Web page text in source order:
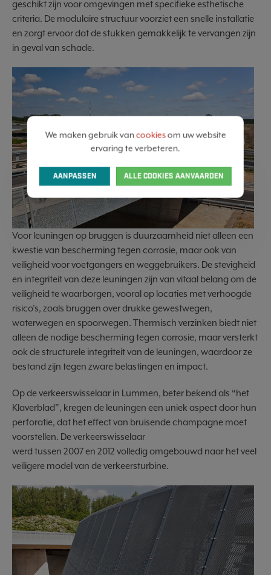
geschikt zijn voor omgevingen met specifieke esthetische
criteria. De modulaire structuur voorziet een snelle installatie
en zorgt ervoor dat de stukken gemakkelijk te vervangen zijn
in geval van schade.
Voor leuningen op bruggen is duurzaamheid niet alleen een
kwestie van bescherming tegen corrosie, maar ook van
veiligheid voor voetgangers en weggebruikers. De stevigheid
en integriteit van deze leuningen zijn van vitaal belang om de
veiligheid te waarborgen, vooral op locaties met verhoogde
risico’s, zoals bruggen over drukke gewestwegen,
waterwegen en spoorwegen. Thermisch verzinken biedt niet
alleen de nodige bescherming tegen corrosie, maar versterkt
ook de structurele integriteit van de leuningen, waardoor ze
bestand zijn tegen zware belastingen en impact.
Op de verkeerswisselaar in Lummen, beter bekend als “het
Klaverblad”, kregen de leuningen een uniek aspect door hun
perforatie, dat het effect van bruisende champagne moet
voorstellen. De verkeerswisselaar
werd tussen 2007 en 2012 volledig omgebouwd naar het veel
veiligere model van de verkeersturbine.
We maken gebruik vancookiesom uw website
ervaring te verbeteren.
AANPASSEN ALLE COOKIES AANVAARDEN